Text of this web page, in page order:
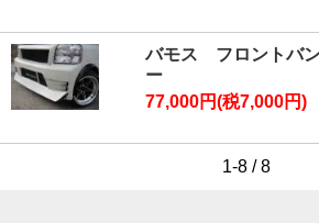
バモス フロントバ
ー
77,000円(税7,000円)
1-8 / 8